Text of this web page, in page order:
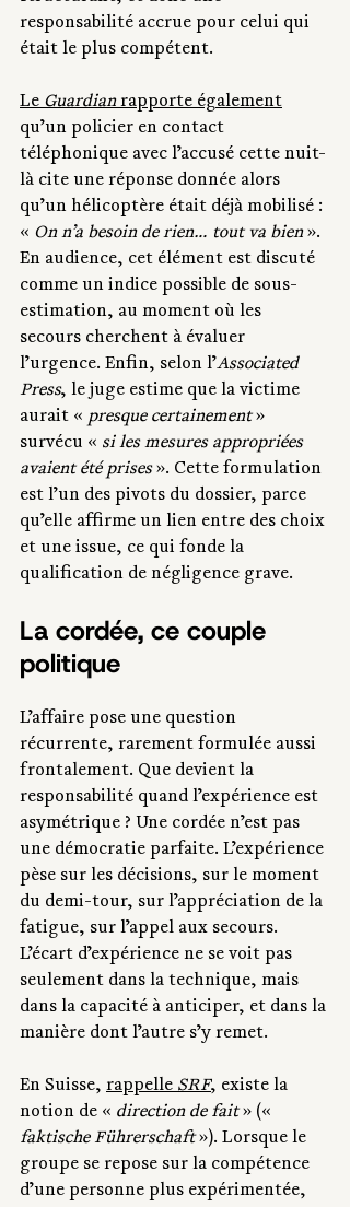
responsabilité accrue pour celui qui
était le plus compétent.
Le Guardian rapporte également
qu’un policier en contact
téléphonique avec l’accusé cette nuit-
là cite une réponse donnée alors
qu’un hélicoptère était déjà mobilisé :
« On n’a besoin de rien… tout va bien ».
En audience, cet élément est discuté
comme un indice possible de sous-
estimation, au moment où les
secours cherchent à évaluer
l’urgence. Enfin, selon l’Associated
Press, le juge estime que la victime
aurait « presque certainement »
survécu « si les mesures appropriées
avaient été prises ». Cette formulation
est l’un des pivots du dossier, parce
qu’elle affirme un lien entre des choix
et une issue, ce qui fonde la
qualification de négligence grave.
La cordée, ce couple
politique
L’affaire pose une question
récurrente, rarement formulée aussi
frontalement. Que devient la
responsabilité quand l’expérience est
asymétrique ? Une cordée n’est pas
une démocratie parfaite. L’expérience
pèse sur les décisions, sur le moment
du demi-tour, sur l’appréciation de la
fatigue, sur l’appel aux secours.
L’écart d’expérience ne se voit pas
seulement dans la technique, mais
dans la capacité à anticiper, et dans la
manière dont l’autre s’y remet.
En Suisse, rappelle SRF, existe la
notion de « direction de fait » («
faktische Führerschaft »). Lorsque le
groupe se repose sur la compétence
d’une personne plus expérimentée,